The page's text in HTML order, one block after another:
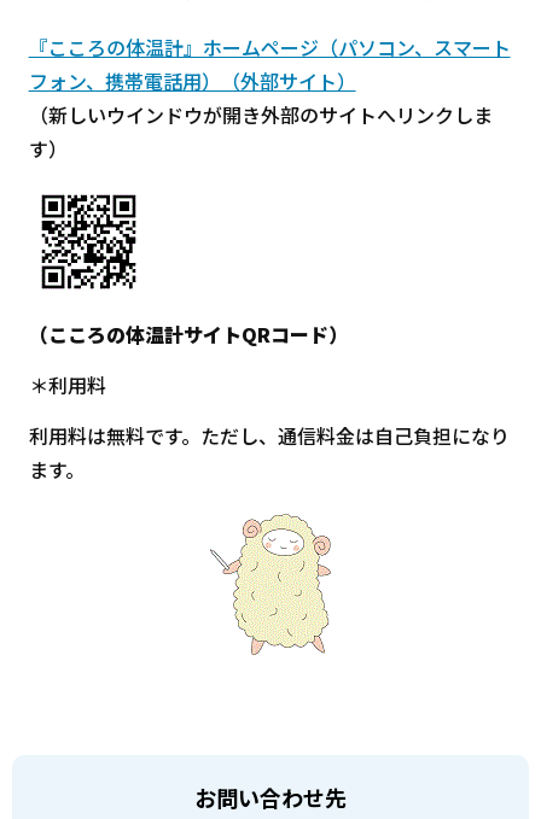
『こころの体温計』ホームページ（パソコン、スマート
フォン、携帯電話用）（外部サイト）
（新しいウインドウが開き外部のサイトへリンクしま
す）
（こころの体温計サイトQRコード）
＊利用料
利用料は無料です。ただし、通信料金は自己負担になり
ます。
お問い合わせ先